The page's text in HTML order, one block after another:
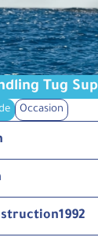
Tug
Occasion
1992